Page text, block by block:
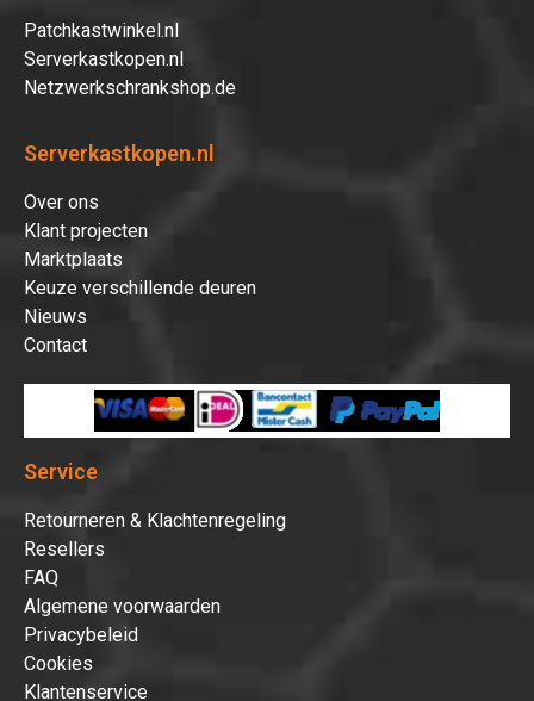
Patchkastwinkel.nl
Serverkastkopen.nl
Netzwerkschrankshop.de
Serverkastkopen.nl
Over ons
Klant projecten
Marktplaats
Keuze verschillende deuren
Nieuws
Contact
Service
Retourneren & Klachtenregeling
Resellers
FAQ
Algemene voorwaarden
Privacybeleid
Cookies
Klantenservice